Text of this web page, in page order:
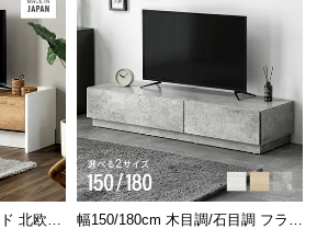
リーズのラインナップ
北欧デ
幅150/180cm 木目調/石目調 フラッ